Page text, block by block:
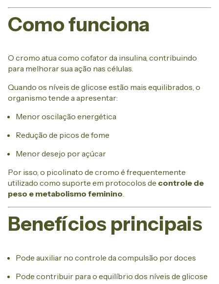
Como funciona
O cromo atua como cofator da insulina, contribuindo
para melhorar sua ação nas células.
Quando os níveis de glicose estão mais equilibrados, o
organismo tende a apresentar:
Menor oscilação energética
Redução de picos de fome
Menor desejo por açúcar
Por isso, o picolinato de cromo é frequentemente
utilizado como suporte em protocolos de controle de
peso e metabolismo feminino.
Benefícios principais
Pode auxiliar no controle da compulsão por doces
Pode contribuir para o equilíbrio dos níveis de glicose